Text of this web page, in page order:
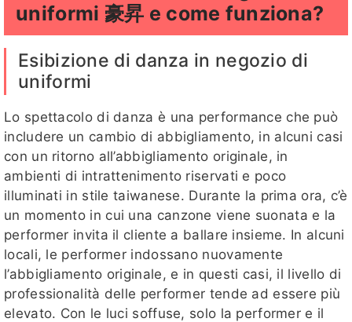
uniformi 豪昇 e come funziona?
Esibizione di danza in negozio di
uniformi
Lo spettacolo di danza è una performance che può
includere un cambio di abbigliamento, in alcuni casi
con un ritorno all’abbigliamento originale, in
ambienti di intrattenimento riservati e poco
illuminati in stile taiwanese. Durante la prima ora, c’è
un momento in cui una canzone viene suonata e la
performer invita il cliente a ballare insieme. In alcuni
locali, le performer indossano nuovamente
l’abbigliamento originale, e in questi casi, il livello di
professionalità delle performer tende ad essere più
elevato. Con le luci soffuse, solo la performer e il